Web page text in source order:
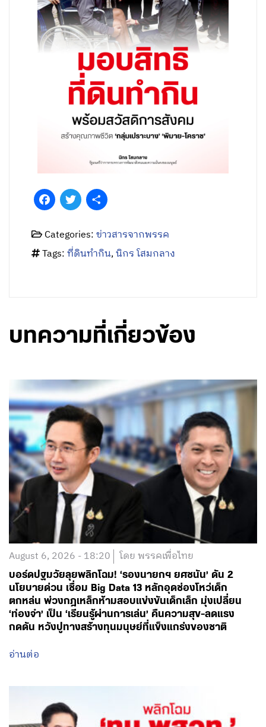
FacebookTwitter
Categories:ข่าวสารจากพรรค
Tags:ที่ดินทำกิน,นิกร โสมกลาง
บทความที่เกี่ยวข้อง
August 6, 2026 - 18:20 โดย พรรคเพื่อไทย
บอร์ดปฐมวัยลุยพลิกโฉม! ‘รองนายกฯ ยศชนัน’ ดัน 2
นโยบายด่วน เชื่อม Big Data 13 หลักอุดช่องโหว่เด็ก
ตกหล่น พ่วงกฎเหล็กห้ามสอบแข่งขันเด็กเล็ก มุ่งเปลี่ยน
‘ท่องจำ’ เป็น ‘เรียนรู้ผ่านการเล่น’ คืนความสุข-ลดแรง
กดดัน หวังปูทางสร้างทุนมนุษย์ที่แข็งแกร่งของชาติ
อ่านต่อ